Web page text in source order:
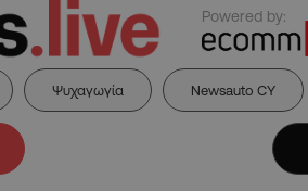
Powered by:
Ψυχαγωγία Newsauto CY